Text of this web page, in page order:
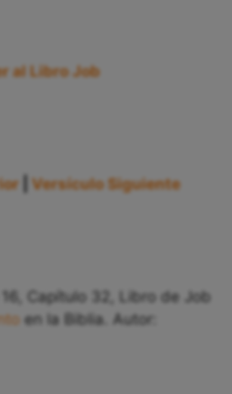
al Libro Job
Versículo Siguiente
16, Capítulo 32, Libro de Job
en la Biblia. Autor: